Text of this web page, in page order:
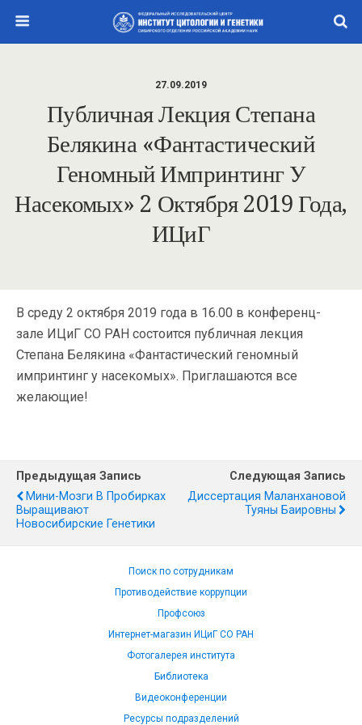
27.09.2019
Публичная Лекция Степана
Белякина «Фантастический
Геномный Импринтинг У
Насекомых» 2 Октября 2019 Года,
ИЦиГ
В среду 2 октября 2019 года в 16.00 в конференц-
зале ИЦиГ СО РАН состоится публичная лекция
Степана Белякина «Фантастический геномный
импринтинг у насекомых». Приглашаются все
желающие!
Предыдущая Запись
Мини-Мозги В Пробирках
Выращивают
Новосибирские Генетики
Следующая Запись
Диссертация Маланхановой
Туяны Баировны
Поиск по сотрудникам
Противодействие коррупции
Профсоюз
Интернет-магазин ИЦиГ СО РАН
Фотогалерея института
Библиотека
Видеоконференции
Ресурсы подразделений